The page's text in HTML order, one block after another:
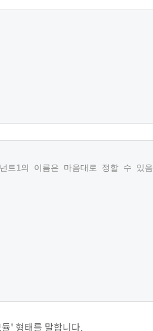
트1의 이름은 마음대로 정할 수 있음
' 형태를 말합니다.